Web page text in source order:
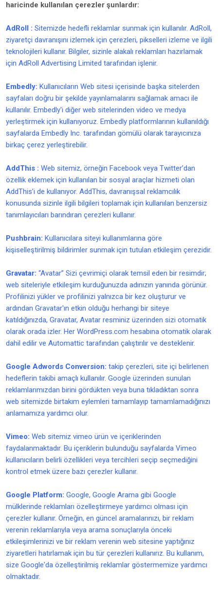
haricinde kullanılan çerezler şunlardır:
AdRoll : Sitemizde hedefli reklamlar sunmak için kullanılır. AdRoll,
ziyaretçi davranışını izlemek için çerezleri, pikselleri izleme ve ilgili
teknolojileri kullanır. Bilgiler, sizinle alakalı reklamları hazırlamak
için AdRoll Advertising Limited tarafından işlenir.
Embedly: Kullanıcıların Web sitesi içerisinde başka sitelerden
sayfaları doğru bir şekilde yayınlamalarını sağlamak amacı ile
kullanılır. Embedly'i diğer web sitelerinden video ve medya
yerleştirmek için kullanıyoruz. Embedly platformlarının kullanıldığı
sayfalarda Embedly Inc. tarafından gömülü olarak tarayıcınıza
birkaç çerez yerleştirebilir.
AddThis : Web sitemiz, örneğin Facebook veya Twitter’dan
özellik eklemek için kullanılan bir sosyal araçlar hizmeti olan
AddThis’i de kullanıyor. AddThis, davranışsal reklamcılık
konusunda sizinle ilgili bilgileri toplamak için kullanılan benzersiz
tanımlayıcıları barındıran çerezleri kullanır.
Pushbrain: Kullanıcılara siteyi kullanımlarına göre
kişiselleştirilmiş bildirimler sunmak için tutulan etkileşim çerezidir.
Gravatar: “Avatar” Sizi çevrimiçi olarak temsil eden bir resimdir;
web siteleriyle etkileşim kurduğunuzda adınızın yanında görünür.
Profilinizi yükler ve profilinizi yalnızca bir kez oluşturur ve
ardından Gravatar'ın etkin olduğu herhangi bir siteye
katıldığınızda, Gravatar, Avatar resminiz üzerinden sizi otomatik
olarak orada izler. Her WordPress.com hesabına otomatik olarak
dahil edilir ve Automattic tarafından çalıştırılır ve desteklenir.
Google Adwords Conversion: takip çerezleri, site içi belirlenen
hedeflerin takibi amaçlı kullanılır. Google üzerinden sunulan
reklamlarımızdan birini gördükten veya buna tıkladıktan sonra
web sitemizde birtakım eylemleri tamamlayıp tamamlamadığınızı
anlamamıza yardımcı olur.
Vimeo: Web sitemiz vimeo ürün ve içeriklerinden
faydalanmaktadır. Bu içeriklerin bulunduğu sayfalarda Vimeo
kullanıcıların belirli özellikleri veya tercihleri seçip seçmediğini
kontrol etmek üzere bazı çerezler kullanır.
Google Platform: Google, Google Arama gibi Google
mülklerinde reklamları özelleştirmeye yardımcı olması için
çerezler kullanır. Örneğin, en güncel aramalarınızı, bir reklam
verenin reklamlarıyla veya arama sonuçlarıyla önceki
etkileşimlerinizi ve bir reklam verenin web sitesine yaptığınız
ziyaretleri hatırlamak için bu tür çerezleri kullanırız. Bu kullanım,
size Google'da özelleştirilmiş reklamlar göstermemize yardımcı
olmaktadır.